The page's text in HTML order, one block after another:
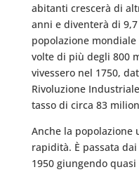
abitanti crescerà di
anni e diventerà di
popolazione
volte di più degli 800
vivessero nel 1750,
Rivoluzione
tasso di circa 83
Anche la popolazione
rapidità. È passata
1950 giungendo